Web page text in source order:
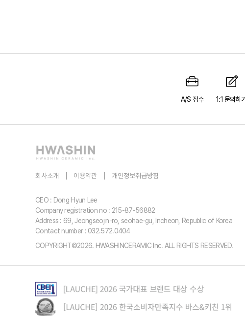
A/S 접수 1:1 문의하기
회사소개 이용약관 개인정보취급방침
CEO : Dong Hyun Lee
Company registration no : 215-87-56882
Address : 69, Jeongseojin-ro, seohae-gu, Incheon, Republic of Korea
Contact number : 032.572.0404
COPYRIGHT©2026. HWASHINCERAMIC Inc. ALL RIGHTS RESERVED.